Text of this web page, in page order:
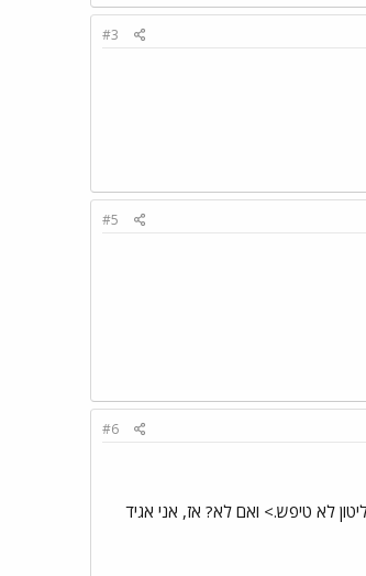
#3
#5
#6
לא טיפש.> ואם לא? אז, אני אגיד